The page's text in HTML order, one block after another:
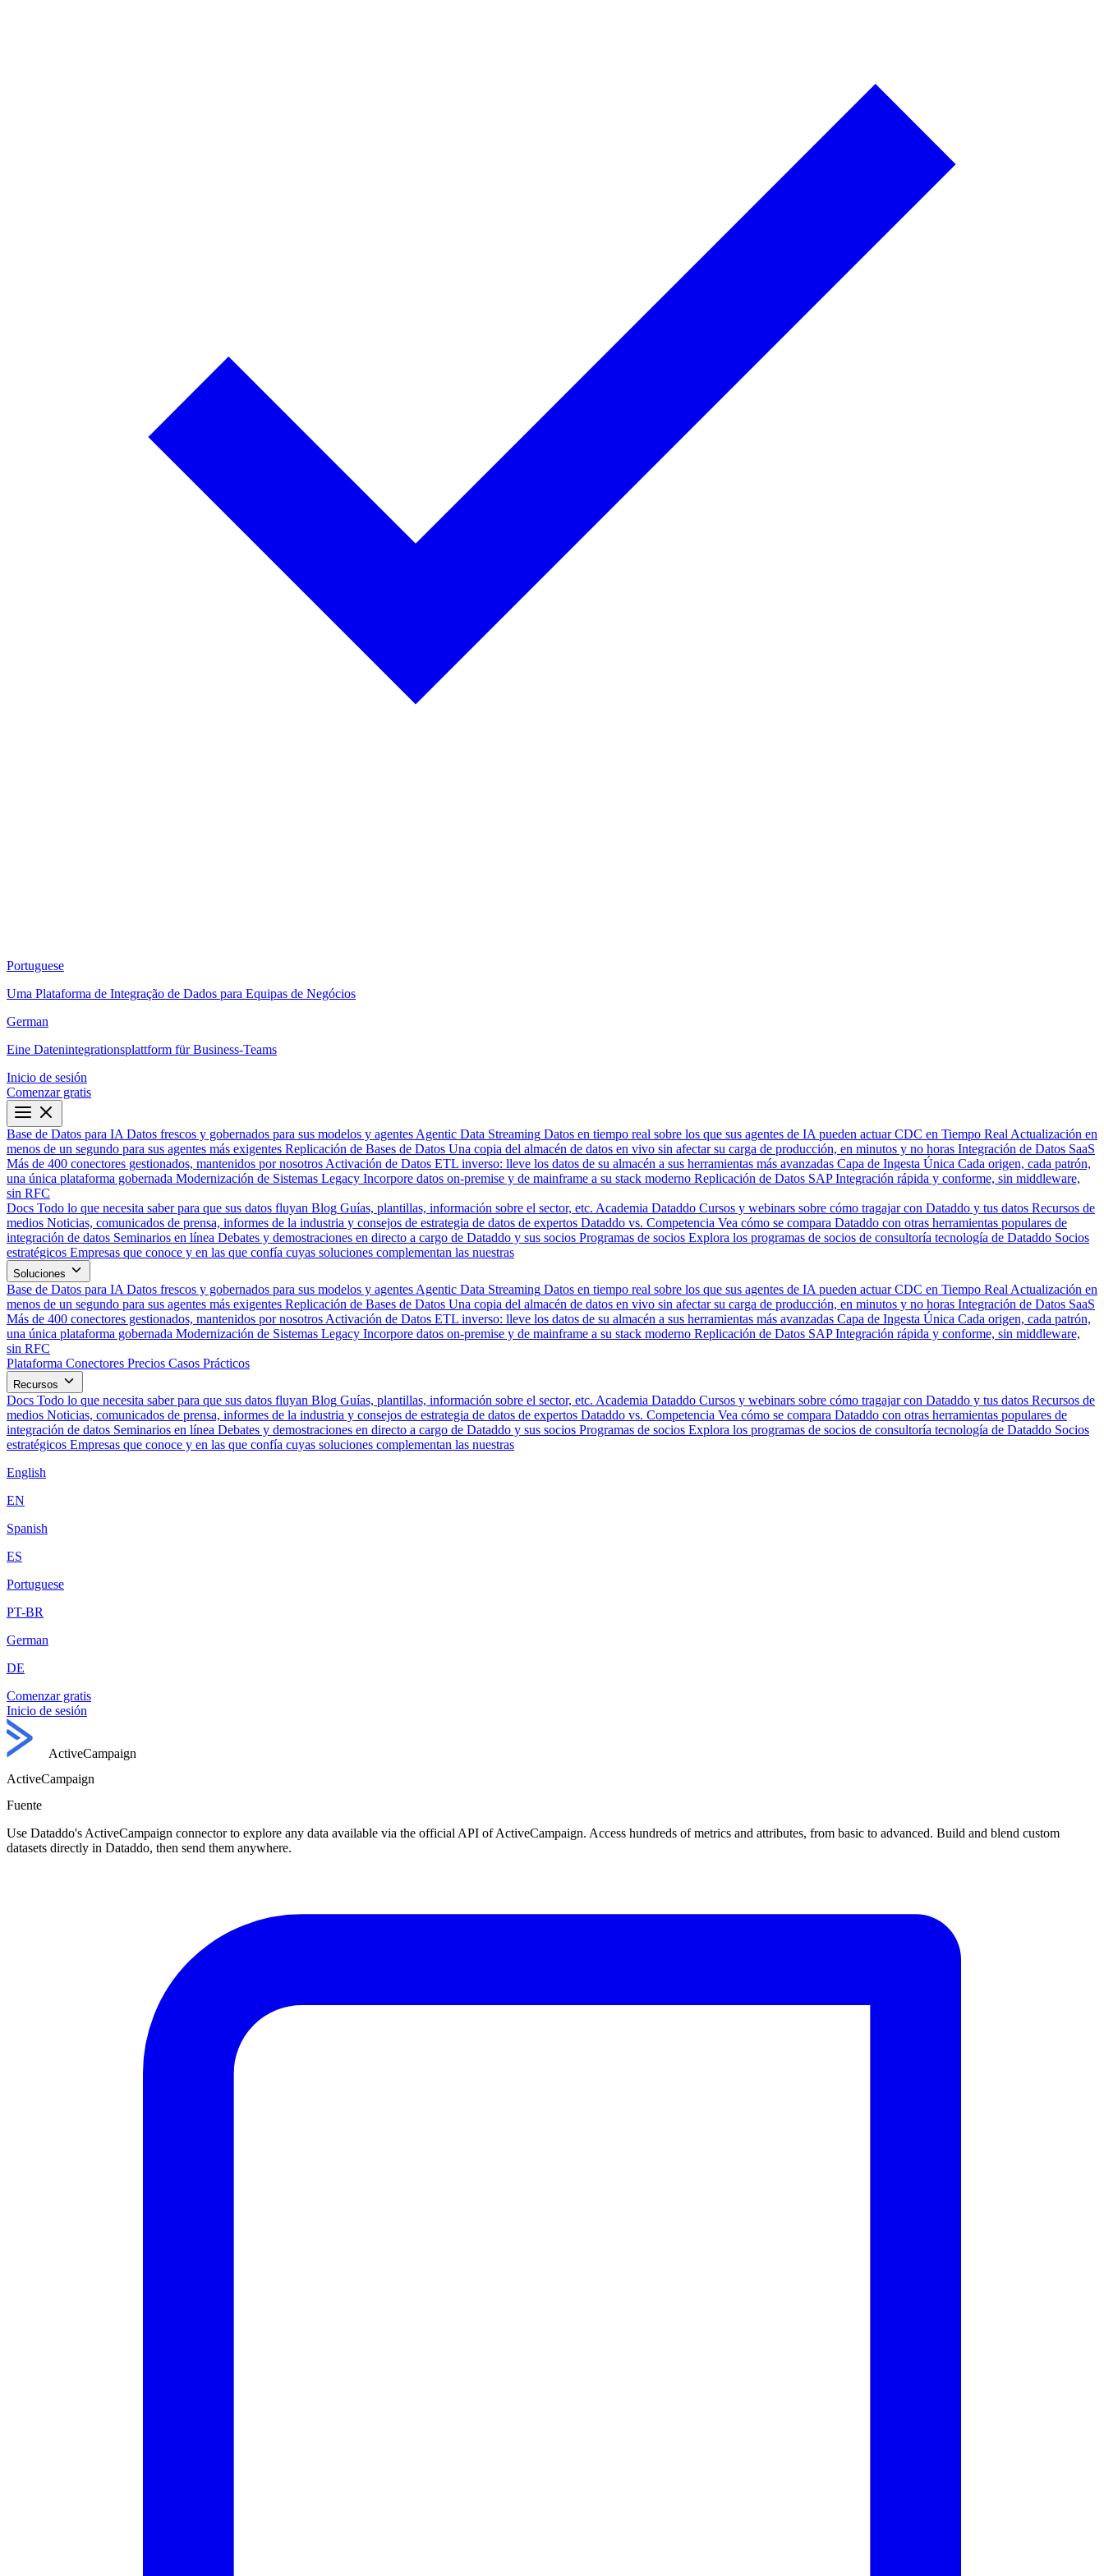
Portuguese
Uma Plataforma de Integração de Dados para Equipas de Negócios
German
Eine Datenintegrationsplattform für Business-Teams
Inicio de sesión
Comenzar gratis
Base de Datos para IA Datos frescos y gobernados para sus modelos y agentes Agentic Data Streaming Datos en tiempo real sobre los que sus agentes de IA pueden actuar CDC en Tiempo Real Actualización en
menos de un segundo para sus agentes más exigentes Replicación de Bases de Datos Una copia del almacén de datos en vivo sin afectar su carga de producción, en minutos y no horas Integración de Datos SaaS
Más de 400 conectores gestionados, mantenidos por nosotros Activación de Datos ETL inverso: lleve los datos de su almacén a sus herramientas más avanzadas Capa de Ingesta Única Cada origen, cada patrón,
una única plataforma gobernada Modernización de Sistemas Legacy Incorpore datos on-premise y de mainframe a su stack moderno Replicación de Datos SAP Integración rápida y conforme, sin middleware,
sin RFC
Docs Todo lo que necesita saber para que sus datos fluyan Blog Guías, plantillas, información sobre el sector, etc. Academia Dataddo Cursos y webinars sobre cómo tragajar con Dataddo y tus datos Recursos de
medios Noticias, comunicados de prensa, informes de la industria y consejos de estrategia de datos de expertos Dataddo vs. Competencia Vea cómo se compara Dataddo con otras herramientas populares de
integración de datos Seminarios en línea Debates y demostraciones en directo a cargo de Dataddo y sus socios Programas de socios Explora los programas de socios de consultoría tecnología de Dataddo Socios
estratégicos Empresas que conoce y en las que confía cuyas soluciones complementan las nuestras
Soluciones
Base de Datos para IA Datos frescos y gobernados para sus modelos y agentes Agentic Data Streaming Datos en tiempo real sobre los que sus agentes de IA pueden actuar CDC en Tiempo Real Actualización en
menos de un segundo para sus agentes más exigentes Replicación de Bases de Datos Una copia del almacén de datos en vivo sin afectar su carga de producción, en minutos y no horas Integración de Datos SaaS
Más de 400 conectores gestionados, mantenidos por nosotros Activación de Datos ETL inverso: lleve los datos de su almacén a sus herramientas más avanzadas Capa de Ingesta Única Cada origen, cada patrón,
una única plataforma gobernada Modernización de Sistemas Legacy Incorpore datos on-premise y de mainframe a su stack moderno Replicación de Datos SAP Integración rápida y conforme, sin middleware,
sin RFC
Plataforma Conectores Precios Casos Prácticos
Recursos
Docs Todo lo que necesita saber para que sus datos fluyan Blog Guías, plantillas, información sobre el sector, etc. Academia Dataddo Cursos y webinars sobre cómo tragajar con Dataddo y tus datos Recursos de
medios Noticias, comunicados de prensa, informes de la industria y consejos de estrategia de datos de expertos Dataddo vs. Competencia Vea cómo se compara Dataddo con otras herramientas populares de
integración de datos Seminarios en línea Debates y demostraciones en directo a cargo de Dataddo y sus socios Programas de socios Explora los programas de socios de consultoría tecnología de Dataddo Socios
estratégicos Empresas que conoce y en las que confía cuyas soluciones complementan las nuestras
English
EN
Spanish
ES
Portuguese
PT-BR
German
DE
Comenzar gratis
Inicio de sesión
ActiveCampaign
ActiveCampaign
Fuente
Use Dataddo's ActiveCampaign connector to explore any data available via the official API of ActiveCampaign. Access hundreds of metrics and attributes, from basic to advanced. Build and blend custom
datasets directly in Dataddo, then send them anywhere.